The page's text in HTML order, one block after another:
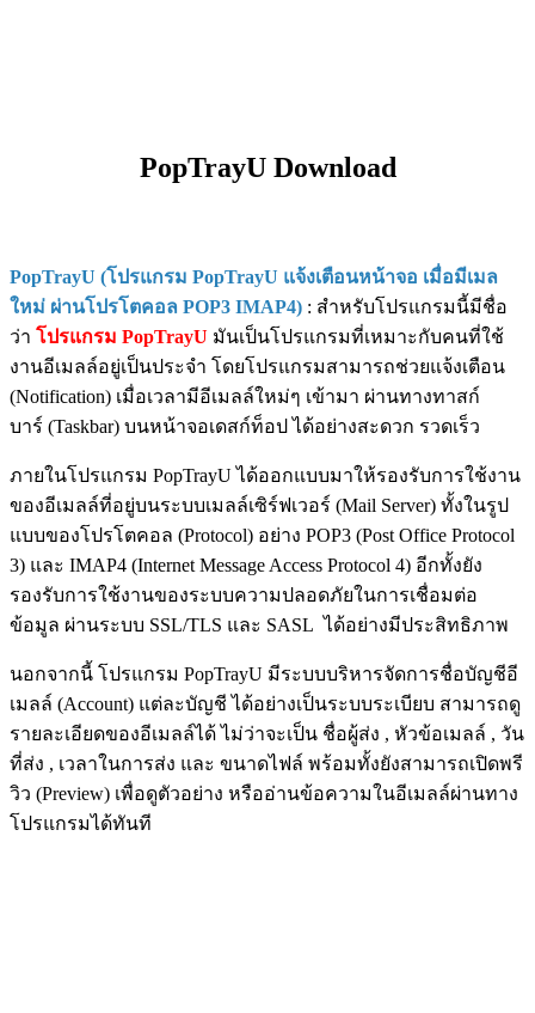
PopTrayU Download
PopTrayU (โปรแกรม PopTrayU แจ้งเตือนหน้าจอ เมื่อมีเมล
ใหม่ ผ่านโปรโตคอล POP3 IMAP4) : สำหรับโปรแกรมนี้มีชื่อ
ว่า โปรแกรม PopTrayU มันเป็นโปรแกรมที่เหมาะกับคนที่ใช้
งานอีเมลล์อยู่เป็นประจำ โดยโปรแกรมสามารถช่วยแจ้งเตือน
(Notification) เมื่อเวลามีอีเมลล์ใหม่ๆ เข้ามา ผ่านทางทาสก์
บาร์ (Taskbar) บนหน้าจอเดสก์ท็อป ได้อย่างสะดวก รวดเร็ว
ภายในโปรแกรม PopTrayU ได้ออกแบบมาให้รองรับการใช้งาน
ของอีเมลล์ที่อยู่บนระบบเมลล์เซิร์ฟเวอร์ (Mail Server) ทั้งในรูป
แบบของโปรโตคอล (Protocol) อย่าง POP3 (Post Office Protocol
3) และ IMAP4 (Internet Message Access Protocol 4) อีกทั้งยัง
รองรับการใช้งานของระบบความปลอดภัยในการเชื่อมต่อ
ข้อมูล ผ่านระบบ SSL/TLS และ SASL ได้อย่างมีประสิทธิภาพ
นอกจากนี้ โปรแกรม PopTrayU มีระบบบริหารจัดการชื่อบัญชีอี
เมลล์ (Account) แต่ละบัญชี ได้อย่างเป็นระบบระเบียบ สามารถดู
รายละเอียดของอีเมลล์ได้ ไม่ว่าจะเป็น ชื่อผู้ส่ง , หัวข้อเมลล์ , วัน
ที่ส่ง , เวลาในการส่ง และ ขนาดไฟล์ พร้อมทั้งยังสามารถเปิดพรี
วิว (Preview) เพื่อดูตัวอย่าง หรืออ่านข้อความในอีเมลล์ผ่านทาง
โปรแกรมได้ทันที